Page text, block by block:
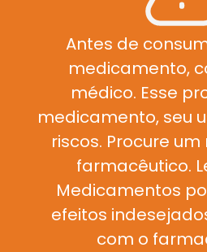
Antes de
medicamento,
médico. Esse
medicamento, seu
riscos. Procure
farmacêutico.
Medicamentos
efeitos
com o